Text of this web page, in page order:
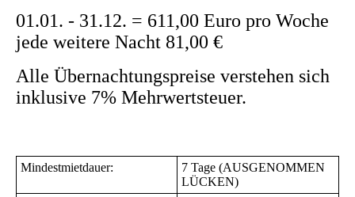
01.01. - 31.12. = 611,00 Euro pro Woche
jede weitere Nacht 81,00 €
Alle Übernachtungspreise verstehen sich
inklusive 7% Mehrwertsteuer.
Mindestmietdauer:
7 Tage (AUSGENOMMEN
LÜCKEN)